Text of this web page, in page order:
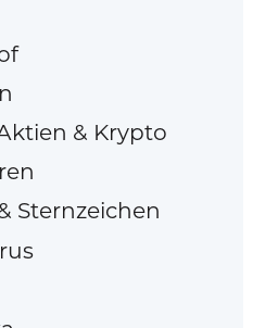
& Krypto
Sternzeichen